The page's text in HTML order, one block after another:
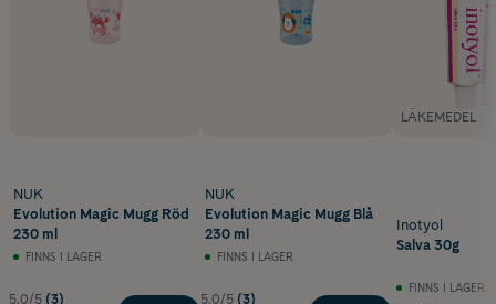
NUK
Evolution Magic Mugg Röd
230 ml
FINNS I LAGER
5.0/5 (3)
NUK
Evolution Magic Mugg Blå
230 ml
FINNS I LAGER
5.0/5 (3)
LÄKEMEDEL
Inotyol
Salva 30g
FINNS I LAGER